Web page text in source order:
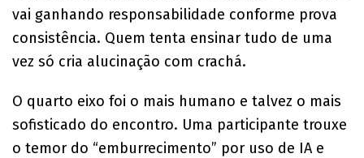
vai ganhando responsabilidade conforme prova
consistência. Quem tenta ensinar tudo de uma
vez só cria alucinação com crachá.
O quarto eixo foi o mais humano e talvez o mais
sofisticado do encontro. Uma participante trouxe
o temor do “emburrecimento” por uso de IA e